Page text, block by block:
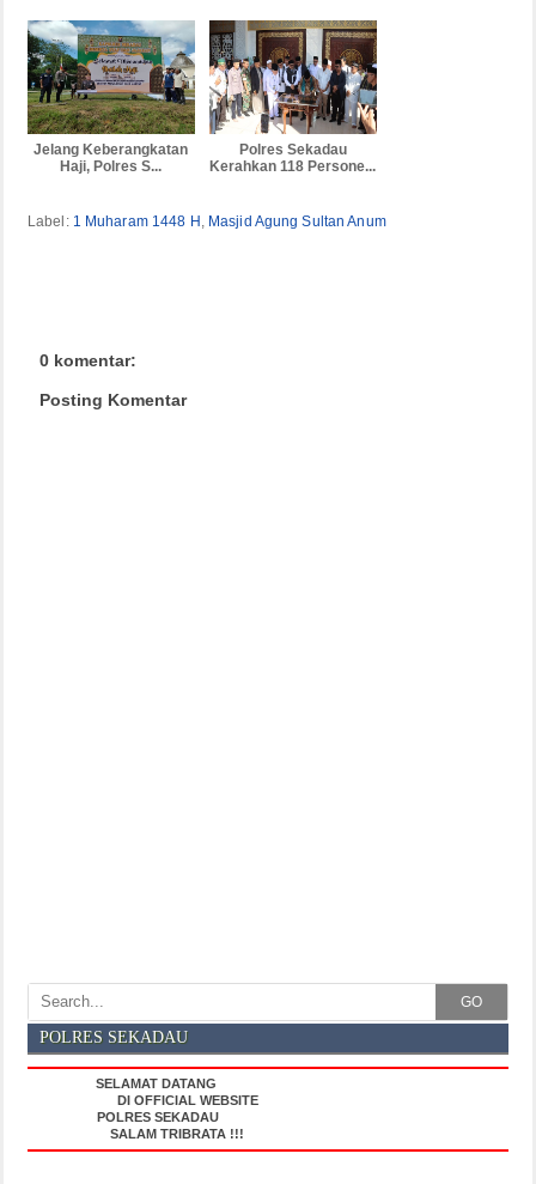
Jelang Keberangkatan
Haji, Polres S...
Polres Sekadau
Kerahkan 118 Persone...
Label: 1 Muharam 1448 H Masjid Agung Sultan Anum
0 komentar:
Posting Komentar
GO
POLRES SEKADAU
SELAMAT DATANG
DI OFFICIAL WEBSITE
POLRES SEKADAU
SALAM TRIBRATA !!!